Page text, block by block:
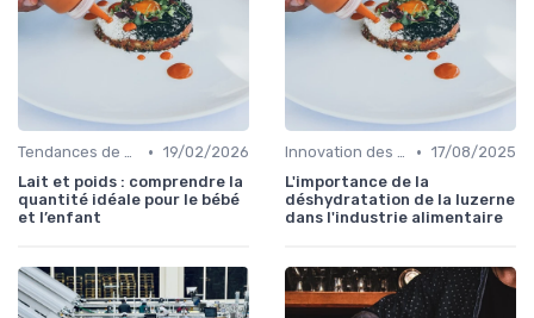
Tendances de consommation • 19/02/2026
Lait et poids : comprendre la
quantité idéale pour le bébé
et l’enfant
Innovation des recettes • 17/08/2025
L'importance de la
déshydratation de la luzerne
dans l'industrie alimentaire